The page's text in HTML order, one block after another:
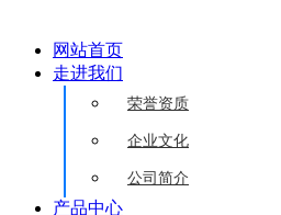
网站首页
走进我们
荣誉资质
企业文化
公司简介
产品中心